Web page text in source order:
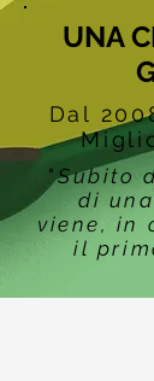
UNA
Dal
"Subito
di
viene, in
il